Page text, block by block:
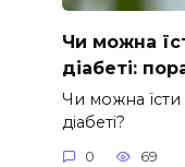
Чи можна
діабеті:
Чи можна
діабеті?
0 69